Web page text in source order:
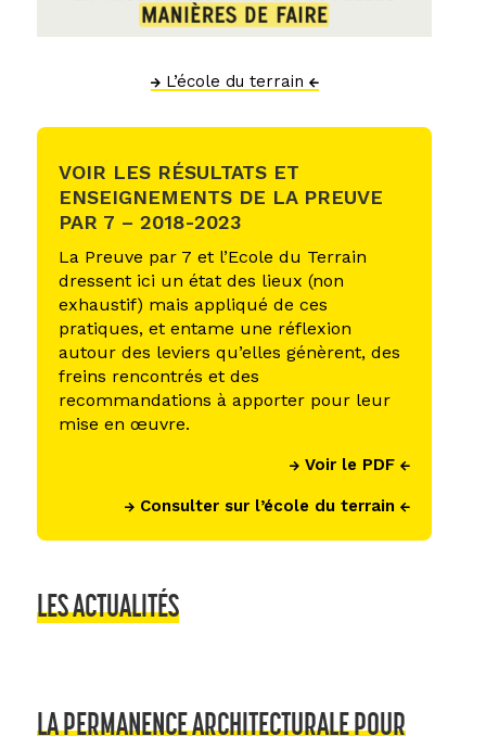
L’école du terrain
VOIR LES RÉSULTATS ET
ENSEIGNEMENTS DE LA PREUVE
PAR 7 – 2018-2023
La Preuve par 7 et l’Ecole du Terrain
dressent ici un état des lieux (non
exhaustif) mais appliqué de ces
pratiques, et entame une réflexion
autour des leviers qu’elles génèrent, des
freins rencontrés et des
recommandations à apporter pour leur
mise en œuvre.
Voir le PDF
Consulter sur l’école du terrain
LES ACTUALITÉS
LA PERMANENCE ARCHITECTURALE POUR